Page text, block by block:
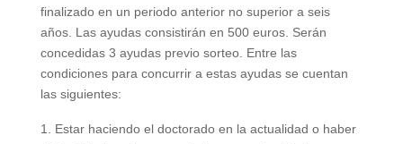
finalizado en un periodo anterior no superior a seis
años. Las ayudas consistirán en 500 euros. Serán
concedidas 3 ayudas previo sorteo. Entre las
condiciones para concurrir a estas ayudas se cuentan
las siguientes:
Estar haciendo el doctorado en la actualidad o haber